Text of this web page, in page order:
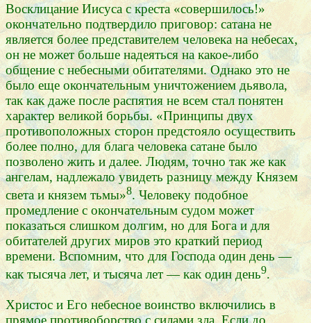
Восклицание Иисуса с креста «совершилось!»
окончательно подтвердило приговор: сатана не
является более представителем человека на небесах,
он не может больше надеяться на какое-либо
общение с небесными обитателями. Однако это не
было еще окончательным уничтожением дьявола,
так как даже после распятия не всем стал понятен
характер великой борьбы. «Принципы двух
противоположных сторон предстояло осуществить
более полно, для блага человека сатане было
позволено жить и далее. Людям, точно так же как
ангелам, надлежало увидеть разницу между Князем
света и князем тьмы»8. Человеку подобное
промедление с окончательным судом может
показаться слишком долгим, но для Бога и для
обитателей других миров это краткий период
времени. Вспомним, что для Господа один день —
как тысяча лет, и тысяча лет — как один день9.
Христос и Его небесное воинство включились в